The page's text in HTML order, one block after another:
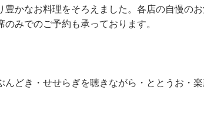
かなお料理をそろえました。各店の自慢の
みでのご予約も承っております。
んどき・せせらぎを聴きながら・ととうお・